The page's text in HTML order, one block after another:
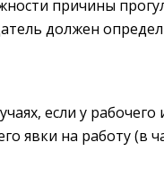
причины
должен
если у
явки на работу (в